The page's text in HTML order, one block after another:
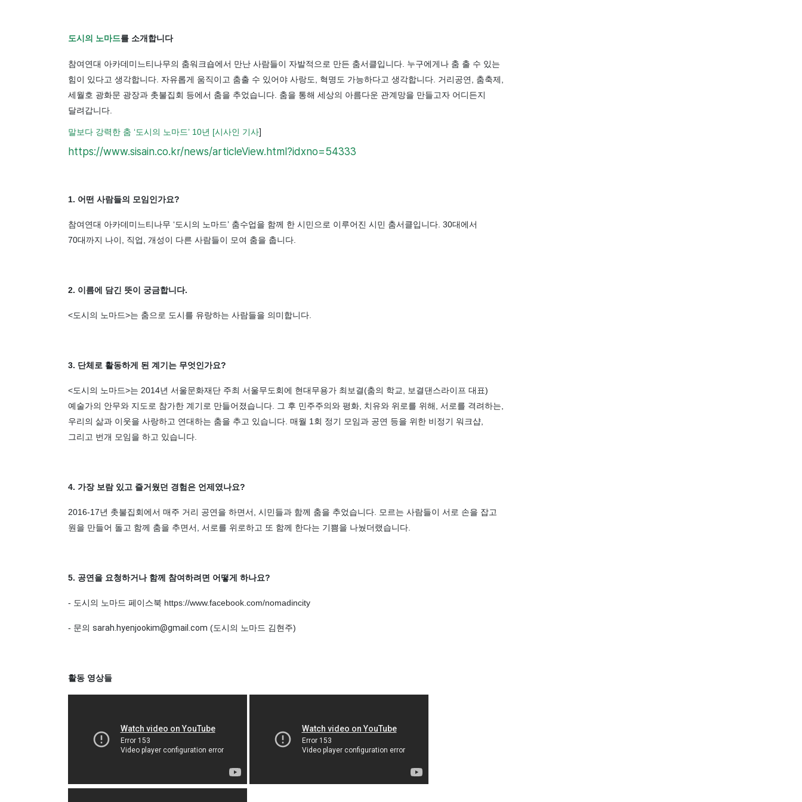
도시의 노마드를 소개합니다
참여연대 아카데미느티나무의 춤워크숍에서 만난 사람들이 자발적으로 만든 춤서클입니다. 누구에게나 춤 출 수 있는
힘이 있다고 생각합니다. 자유롭게 움직이고 춤출 수 있어야 사랑도, 혁명도 가능하다고 생각합니다. 거리공연, 춤축제,
세월호 광화문 광장과 촛불집회 등에서 춤을 추었습니다. 춤을 통해 세상의 아름다운 관계망을 만들고자 어디든지
달려갑니다.
말보다 강력한 춤 ‘도시의 노마드’ 10년 [시사인 기사]
https://www.sisain.co.kr/news/articleView.html?idxno=54333
1. 어떤 사람들의 모임인가요?
참여연대 아카데미느티나무 ‘도시의 노마드’ 춤수업을 함께 한 시민으로 이루어진 시민 춤서클입니다. 30대에서
70대까지 나이, 직업, 개성이 다른 사람들이 모여 춤을 춥니다.
2. 이름에 담긴 뜻이 궁금합니다.
<도시의 노마드>는 춤으로 도시를 유랑하는 사람들을 의미합니다.
3. 단체로 활동하게 된 계기는 무엇인가요?
<도시의 노마드>는 2014년 서울문화재단 주최 서울무도회에 현대무용가 최보결(춤의 학교, 보결댄스라이프 대표)
예술가의 안무와 지도로 참가한 계기로 만들어졌습니다. 그 후 민주주의와 평화, 치유와 위로를 위해, 서로를 격려하는,
우리의 삶과 이웃을 사랑하고 연대하는 춤을 추고 있습니다. 매월 1회 정기 모임과 공연 등을 위한 비정기 워크샵,
그리고 번개 모임을 하고 있습니다.
4. 가장 보람 있고 즐거웠던 경험은 언제였나요?
2016-17년 촛불집회에서 매주 거리 공연을 하면서, 시민들과 함께 춤을 추었습니다. 모르는 사람들이 서로 손을 잡고
원을 만들어 돌고 함께 춤을 추면서, 서로를 위로하고 또 함께 한다는 기쁨을 나눴더랬습니다.
5. 공연을 요청하거나 함께 참여하려면 어떻게 하나요?
- 도시의 노마드 페이스북 https://www.facebook.com/nomadincity
- 문의 sarah.hyenjookim@gmail.com (도시의 노마드 김현주)
활동 영상들